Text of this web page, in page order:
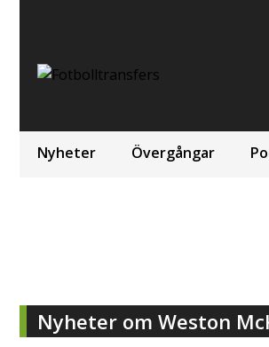
Nyheter Övergångar
Nyheter om Weston